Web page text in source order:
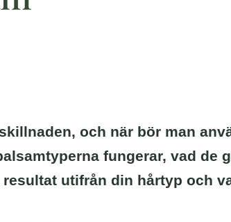
och när bör man
fungerar, vad de
utifrån din hårtyp och